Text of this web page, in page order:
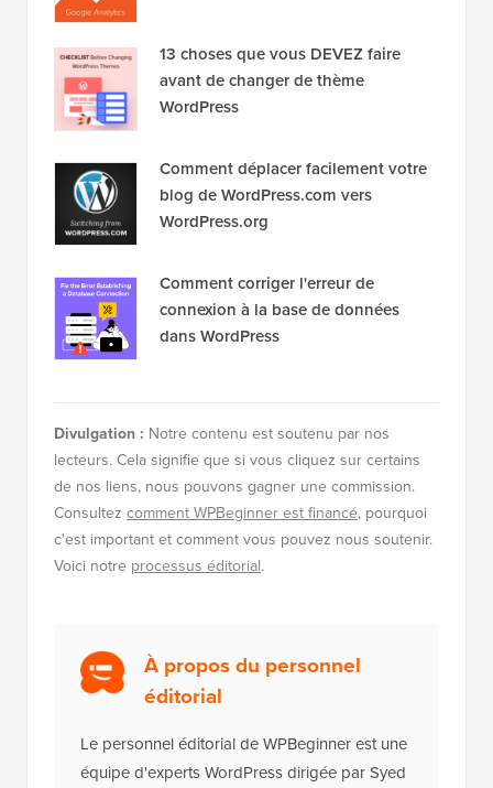
13 choses que vous DEVEZ faire
avant de changer de thème
WordPress
Comment déplacer facilement votre
blog de WordPress.com vers
WordPress.org
Comment corriger l'erreur de
connexion à la base de données
dans WordPress
Divulgation : Notre contenu est soutenu par nos
lecteurs. Cela signifie que si vous cliquez sur certains
de nos liens, nous pouvons gagner une commission.
Consultez comment WPBeginner est financé, pourquoi
c'est important et comment vous pouvez nous soutenir.
Voici notre processus éditorial.
À propos du personnel
éditorial
Le personnel éditorial de WPBeginner est une
équipe d'experts WordPress dirigée par Syed